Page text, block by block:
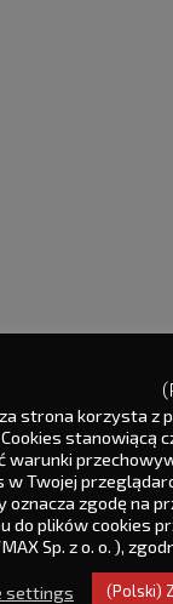
strona korzysta z
stanowiącą
warunki
w Twojej
oznacza zgodę na
do plików cookies
Sp. z o. o. ),
settings (Polski)